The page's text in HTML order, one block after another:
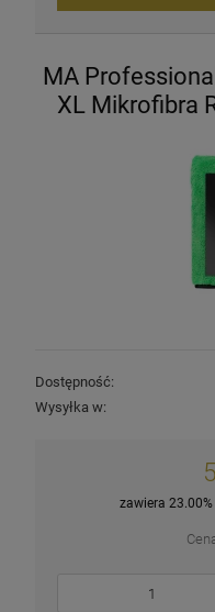
MA
XL Mikrofibra
Dostępność:
Wysyłka w:
zawiera